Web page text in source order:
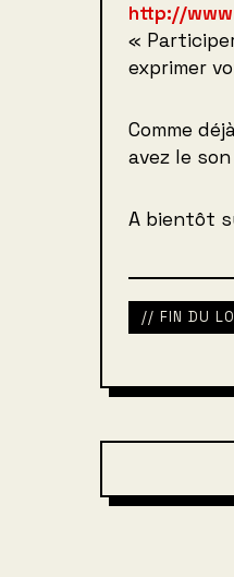
http://
«
exprimer
Comme
avez le son
A bientôt
// FIN DU